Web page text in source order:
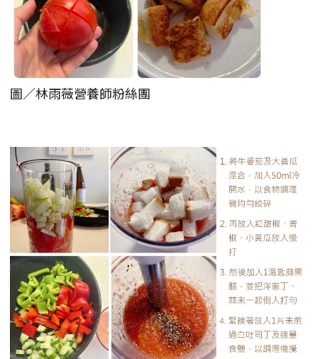
圖／林雨薇營養師粉絲團